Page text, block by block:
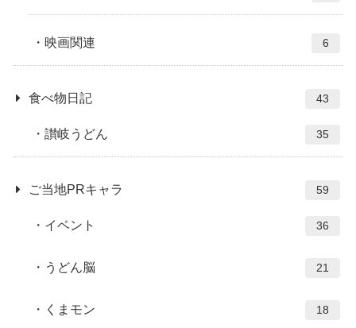
映画関連 6
食べ物日記 43
讃岐うどん 35
ご当地PRキャラ 59
イベント 36
うどん脳 21
くまモン 18